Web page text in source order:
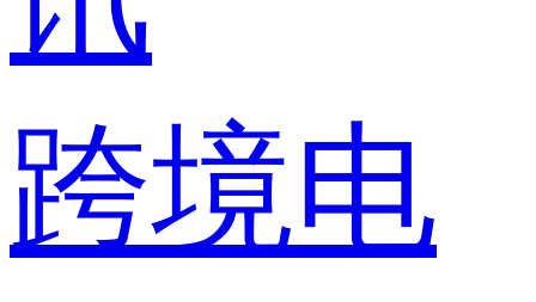
跨境电